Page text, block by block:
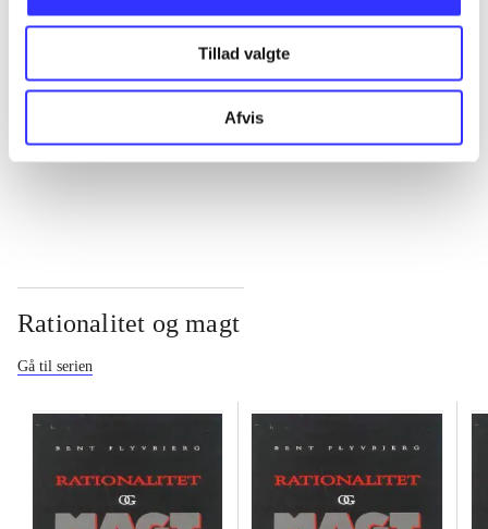
Tillad valgte
Afvis
...
...
Rationalitet og magt
Gå til serien